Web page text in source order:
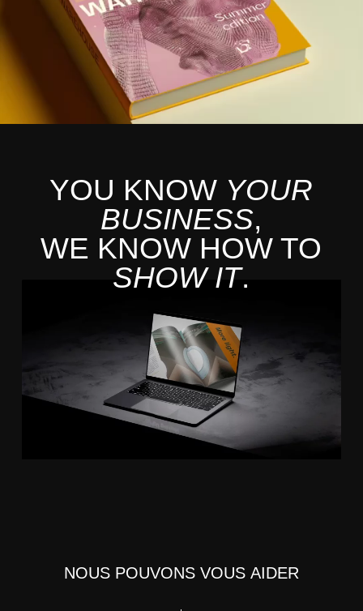
YOU KNOW YOUR
BUSINESS,
WE KNOW HOW TO
SHOW IT.
NOUS POUVONS VOUS AIDER